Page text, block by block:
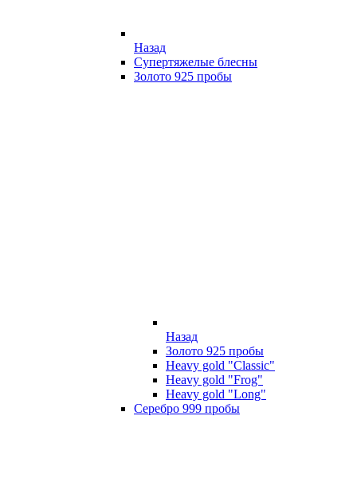
Назад
Супертяжелые блесны
Золото 925 пробы
Назад
Золото 925 пробы
Heavy gold "Classic"
Heavy gold "Frog"
Heavy gold "Long"
Серебро 999 пробы